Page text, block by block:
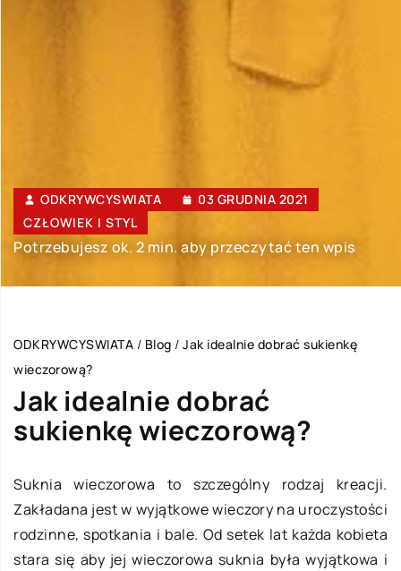
ODKRYWCYSWIATA
03 GRUDNIA 2021
CZŁOWIEK I STYL
Potrzebujesz ok. 2 min. aby przeczytać ten wpis
ODKRYWCYSWIATA / Blog / Jak idealnie dobrać sukienkę
wieczorową?
Jak idealnie dobrać
sukienkę wieczorową?
Suknia wieczorowa to szczególny rodzaj kreacji.
Zakładana jest w wyjątkowe wieczory na uroczystości
rodzinne, spotkania i bale. Od setek lat każda kobieta
stara się aby jej wieczorowa suknia była wyjątkowa i